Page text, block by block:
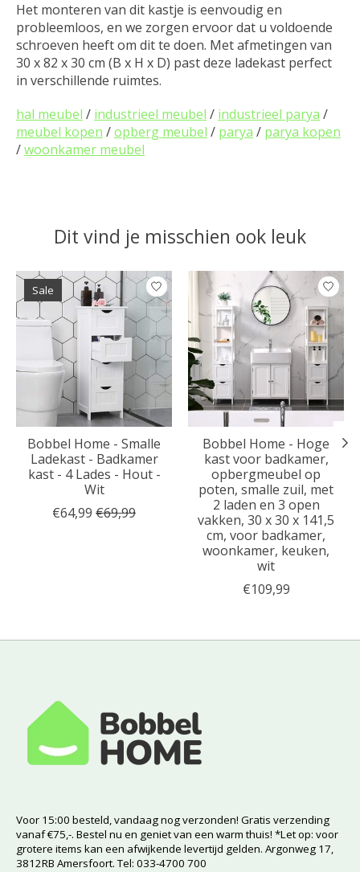
Het monteren van dit kastje is eenvoudig en
probleemloos, en we zorgen ervoor dat u voldoende
schroeven heeft om dit te doen. Met afmetingen van
30 x 82 x 30 cm (B x H x D) past deze ladekast perfect
in verschillende ruimtes.
hal meubel / industrieel meubel / industrieel parya /
meubel kopen /opberg meubel / parya / parya kopen
/woonkamer meubel
Dit vind je misschien ook leuk
Items van productcarrousel
Sale
Bobbel Home - Smalle
Ladekast - Badkamer
kast - 4 Lades - Hout -
Wit
€64,99 €69,99
Bobbel Home - Hoge
kast voor badkamer,
opbergmeubel op
poten, smalle zuil, met
2 laden en 3 open
vakken, 30 x 30 x 141,5
cm, voor badkamer,
woonkamer, keuken,
wit
€109,99
Voor 15:00 besteld, vandaag nog verzonden! Gratis verzending
vanaf €75,-. Bestel nu en geniet van een warm thuis! *Let op: voor
grotere items kan een afwijkende levertijd gelden. Argonweg 17,
3812RB Amersfoort. Tel: 033-4700 700